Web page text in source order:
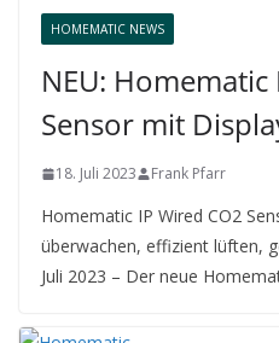
HOMEMATIC NEWS
NEU: Homematic
Sensor mit
18. Juli 2023 Frank Pfarr
Homematic IP Wired CO2
überwachen, effizient lüften,
Juli 2023 – Der neue